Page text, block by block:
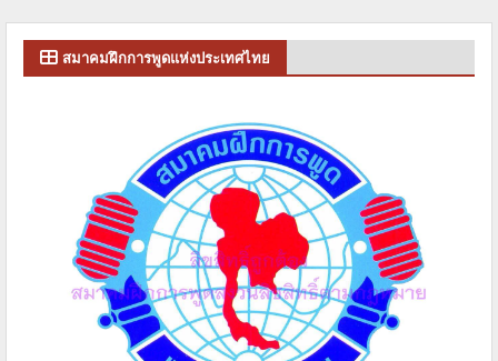
สมาคมฝึกการพูดแห่งประเทศไทย